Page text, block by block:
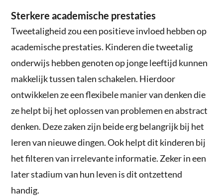
Sterkere academische prestaties
Tweetaligheid zou een positieve invloed hebben op
academische prestaties. Kinderen die tweetalig
onderwijs hebben genoten op jonge leeftijd kunnen
makkelijk tussen talen schakelen. Hierdoor
ontwikkelen ze een flexibele manier van denken die
ze helpt bij het oplossen van problemen en abstract
denken. Deze zaken zijn beide erg belangrijk bij het
leren van nieuwe dingen. Ook helpt dit kinderen bij
het filteren van irrelevante informatie. Zeker in een
later stadium van hun leven is dit ontzettend
handig.